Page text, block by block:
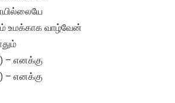
உமக்காக வாழ்வேன்
– எனக்கு
– எனக்கு